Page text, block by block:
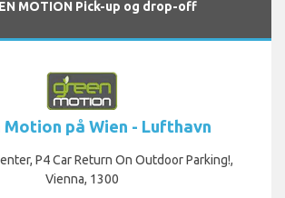
MOTION Pick-up og drop-off
Motion på Wien - Lufthavn
P4 Car Return On Outdoor Parking!,
Vienna, 1300